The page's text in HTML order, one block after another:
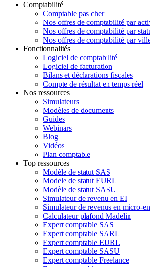
Comptabilité
Comptable pas cher
Nos offres de comptabilité par
Nos offres de comptabilité par
Nos offres de comptabilité par
Fonctionnalités
Logiciel de comptabilité
Logiciel de facturation
Bilans et déclarations fiscales
Compte de résultat en temps réel
Nos ressources
Simulateurs
Modèles de documents
Guides
Webinars
Blog
Vidéos
Plan comptable
Top ressources
Modèle de statut SAS
Modèle de statut EURL
Modèle de statut SASU
Simulateur de revenu en EI
Simulateur de revenus en micro-
Calculateur plafond Madelin
Expert comptable SAS
Expert comptable SARL
Expert comptable EURL
Expert comptable SASU
Expert comptable Freelance